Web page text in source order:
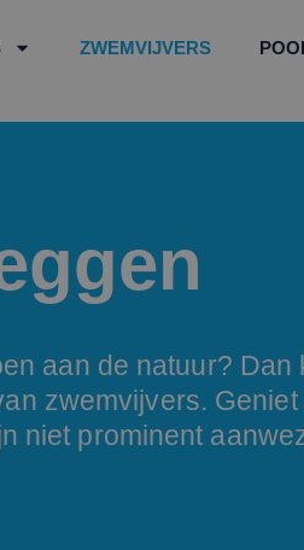
ZWEMVIJVERS
aan de natuur? Dan
zwemvijvers.
niet prominent